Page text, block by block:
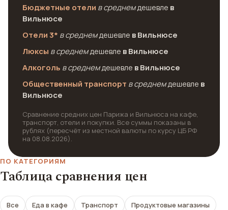
Бюджетные отели в среднемдешевле в
Вильнюсе
Отели 3* в среднемдешевле в Вильнюсе
Люксы в среднемдешевле в Вильнюсе
Алкоголь в среднемдешевле в Вильнюсе
Общественный транспорт в среднемдешевле в
Вильнюсе
Сравнение средних цен Парижа и Вильнюса на кафе,
транспорт, отели и покупки. Все суммы показаны в
рублях (пересчёт из местной валюты по курсу ЦБ РФ
на 08.08.2026).
ПО КАТЕГОРИЯМ
Таблица сравнения цен
Все Еда в кафе Транспорт
Продуктовые магазины